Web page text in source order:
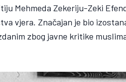
Mehmeda Zekeriju-Zeki
vjera. Značajan je bio
zbog javne kritike